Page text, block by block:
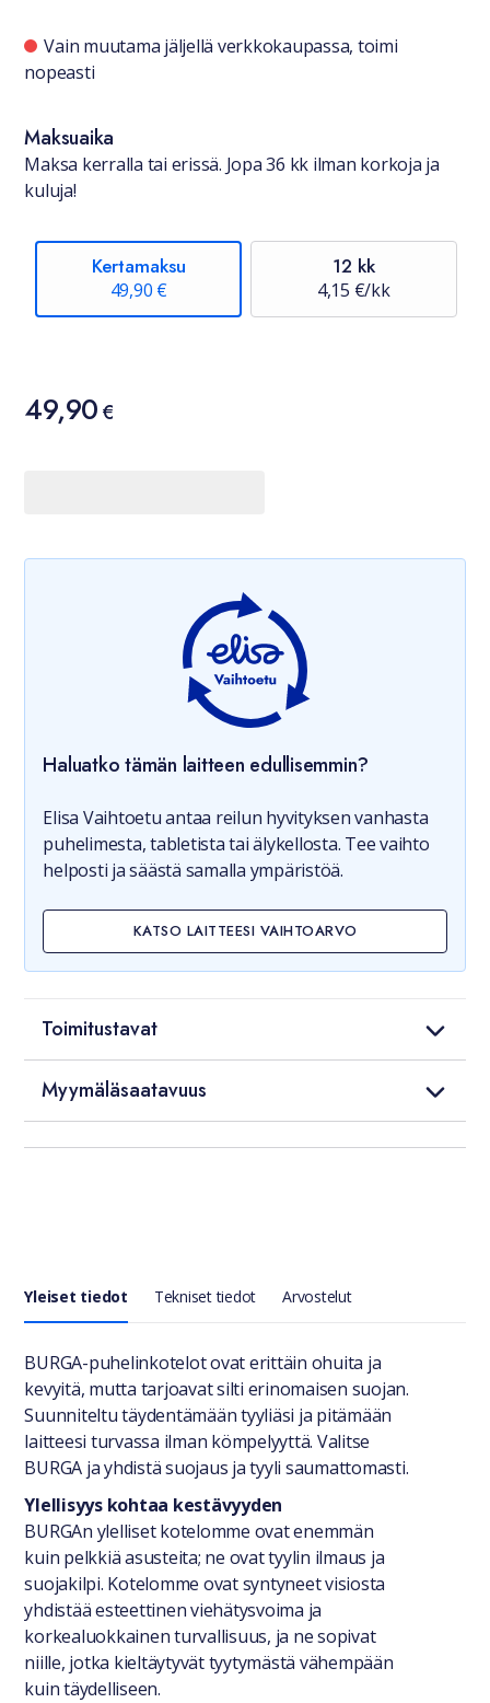
Saatavuustiedot
Vain muutama jäljellä verkkokaupassa, toimi
nopeasti
Maksuaika
Maksa kerralla tai erissä. Jopa 36 kk ilman korkoja ja
kuluja!
Kertamaksu
49,90 €
12 kk
4,15 €/kk
Hinta
49,90 €
49,90€
Haluatko tämän laitteen edullisemmin?
Elisa Vaihtoetu antaa reilun hyvityksen vanhasta
puhelimesta, tabletista tai älykellosta. Tee vaihto
helposti ja säästä samalla ympäristöä.
KATSO LAITTEESI VAIHTOARVO
Toimitustavat
Myymäläsaatavuus
Yleiset tiedot Tekniset tiedot Arvostelut
Yleiset tiedot
BURGA-puhelinkotelot ovat erittäin ohuita ja
kevyitä, mutta tarjoavat silti erinomaisen suojan.
Suunniteltu täydentämään tyyliäsi ja pitämään
laitteesi turvassa ilman kömpelyyttä. Valitse
BURGA ja yhdistä suojaus ja tyyli saumattomasti.
Ylellisyys kohtaa kestävyyden
BURGAn ylelliset kotelomme ovat enemmän
kuin pelkkiä asusteita; ne ovat tyylin ilmaus ja
suojakilpi. Kotelomme ovat syntyneet visiosta
yhdistää esteettinen viehätysvoima ja
korkealuokkainen turvallisuus, ja ne sopivat
niille, jotka kieltäytyvät tyytymästä vähempään
kuin täydelliseen.